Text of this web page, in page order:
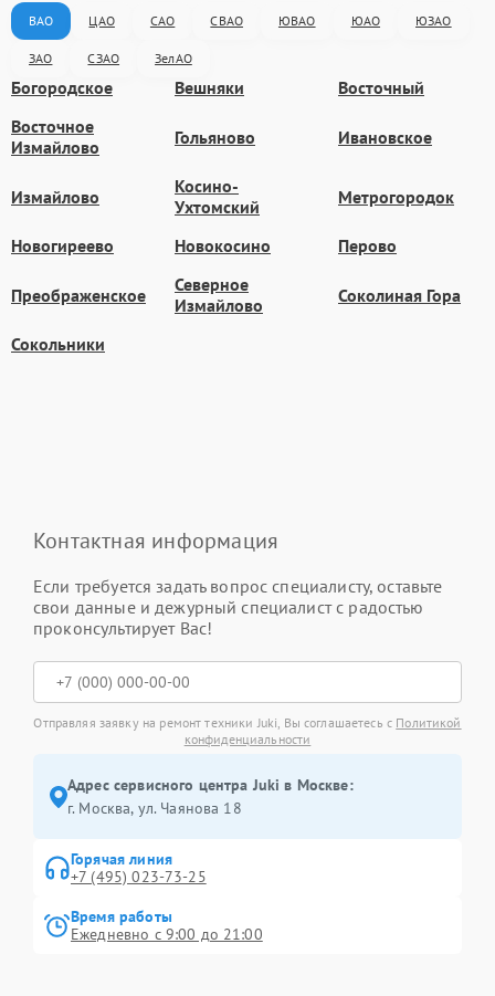
ВАО ЦАО САО СВАО ЮВАО ЮАО ЮЗАО
ЗАО СЗАО ЗелАО
Богородское Вешняки
Восточный
Восточное
Измайлово
Гольяново Ивановское
Измайлово
Косино-
Ухтомский
Метрогородок
Новогиреево Новокосино Перово
Преображенское
Северное
Измайлово
Соколиная Гора
Сокольники
Контактная информация
Если требуется задать вопрос специалисту, оставьте
свои данные и дежурный специалист с радостью
проконсультирует Вас!
Отправляя заявку на ремонт техники Juki, Вы соглашаетесь с Политикой
конфиденциальности
Адрес сервисного центра Juki в Москве:
г. Москва, ул. Чаянова 18
Горячая линия
+7 (495) 023-73-25
Время работы
Ежедневно с 9:00 до 21:00